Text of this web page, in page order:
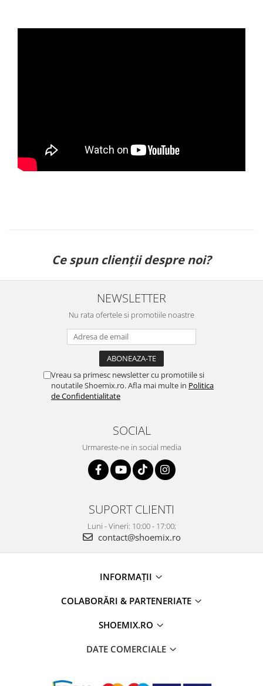
Ce spun clienții despre noi?
NEWSLETTER
Nu rata ofertele si promotiile noastre
Vreau sa primesc newsletter cu promotiile si
noutatile Shoemix.ro. Afla mai multe in Politica
de Confidentialitate
SOCIAL
Urmareste-ne in social media
SUPORT CLIENTI
Luni - Vineri: 10:00 - 17:00;
contact@shoemix.ro
INFORMAȚII
COLABORĂRI & PARTENERIATE
SHOEMIX.RO
DATE COMERCIALE